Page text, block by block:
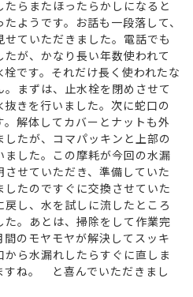
らまたほったらかしになると
ようです。お話も一段落して、
ていただきました。電話でも
が、かなり長い年数使われて
です。それだけ長く使われたな
まずは、止水栓を閉めさせて
きを行いました。次に蛇口の
解体してカバーとナットも外
たが、コマパッキンと上部の
した。この摩耗が今回の水漏
せていただき、準備していた
たのですぐに交換させていた
し、水を試しに流したところ
。あとは、掃除をして作業完
のモヤモヤが解決してスッキ
ら水漏れしたらすぐに直しま
すね。 と喜んでいただきまし